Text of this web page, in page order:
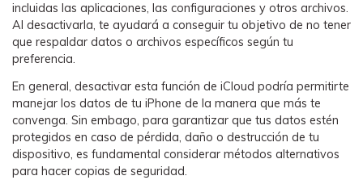
incluidas las aplicaciones, las configuraciones y otros archivos.󠀲󠀡󠀠󠀥󠀩󠀧󠀣󠀤󠀠󠀳󠀰
Al desactivarla, te ayudará a conseguir tu objetivo de no tener
que respaldar datos o archivos específicos según tu
preferencia.󠀲󠀡󠀠󠀥󠀩󠀧󠀣󠀤󠀡󠀳
󠀰En general, desactivar esta función de iCloud podría permitirte
manejar los datos de tu iPhone de la manera que más te
convenga.󠀲󠀡󠀠󠀥󠀩󠀧󠀣󠀤󠀢󠀳󠀰 Sin embago, para garantizar que tus datos estén
protegidos en caso de pérdida, daño o destrucción de tu
dispositivo, es fundamental considerar métodos alternativos
para hacer copias de seguridad.